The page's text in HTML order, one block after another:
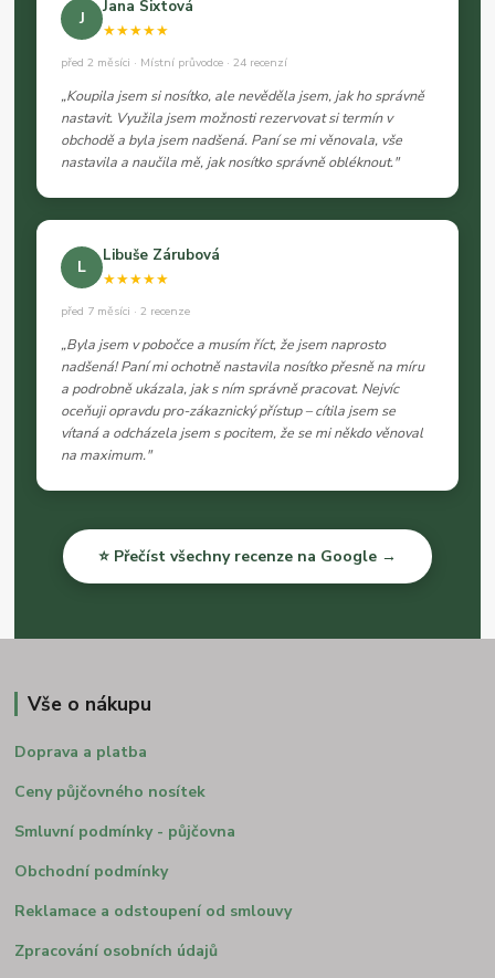
J
Jana Sixtová
★★★★★
před 2 měsíci · Místní průvodce · 24 recenzí
„Koupila jsem si nosítko, ale nevěděla jsem, jak ho správně
nastavit. Využila jsem možnosti rezervovat si termín v
obchodě a byla jsem nadšená. Paní se mi věnovala, vše
nastavila a naučila mě, jak nosítko správně obléknout."
L
Libuše Zárubová
★★★★★
před 7 měsíci · 2 recenze
„Byla jsem v pobočce a musím říct, že jsem naprosto
nadšená! Paní mi ochotně nastavila nosítko přesně na míru
a podrobně ukázala, jak s ním správně pracovat. Nejvíc
oceňuji opravdu pro-zákaznický přístup – cítila jsem se
vítaná a odcházela jsem s pocitem, že se mi někdo věnoval
na maximum."
⭐ Přečíst všechny recenze na Google →
Vše o nákupu
Doprava a platba
Ceny půjčovného nosítek
Smluvní podmínky - půjčovna
Obchodní podmínky
Reklamace a odstoupení od smlouvy
Zpracování osobních údajů